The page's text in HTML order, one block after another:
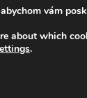
vám
about which
.